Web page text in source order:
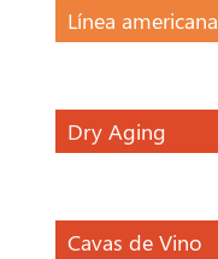
Línea americana
Dry Aging
Cavas de Vino